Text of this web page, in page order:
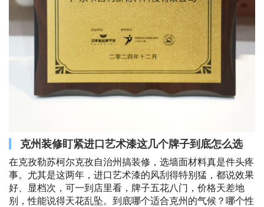
克州装修盯紧进口艺术漆这几个牌子到底怎么选
在克孜勒苏柯尔克孜自治州搞装修，选墙面材料真是件头疼
事。尤其是这两年，进口艺术漆的风刮得特别猛，都说效果
好、显档次，可一到店里看，牌子五花八门，价格天差地
别，性能说得天花乱坠。到底哪个适合克州的气候？哪个性